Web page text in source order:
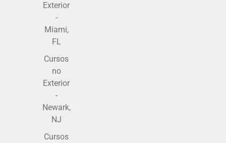
Exterior
-
Miami,
FL
Cursos
no
Exterior
-
Newark,
NJ
Cursos